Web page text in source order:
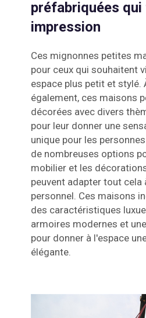
préfabriquées
impression
Ces mignonnes petites
pour ceux qui souhaitent
espace plus petit et stylé.
également, ces maisons
décorées avec divers
pour leur donner une
unique pour les
de nombreuses options
mobilier et les
peuvent adapter tout cela
personnel. Ces maisons
des caractéristiques
armoires modernes et
pour donner à l'espace
élégante.